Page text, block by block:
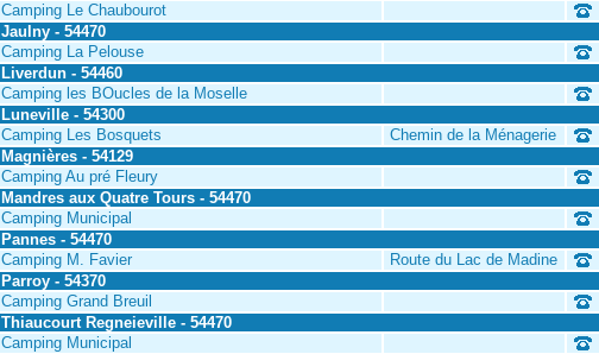
Camping Le Chaubourot
Jaulny - 54470
Camping La Pelouse
Liverdun - 54460
Camping les BOucles de la Moselle
Luneville - 54300
Camping Les Bosquets
Chemin de la Ménagerie
Magnières - 54129
Camping Au pré Fleury
Mandres aux Quatre Tours - 54470
Camping Municipal
Pannes - 54470
Camping M. Favier
Route du Lac de Madine
Parroy - 54370
Camping Grand Breuil
Thiaucourt Regneieville - 54470
Camping Municipal